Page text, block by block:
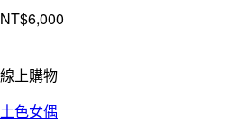
NT$6,000
線上購物
土色女偶